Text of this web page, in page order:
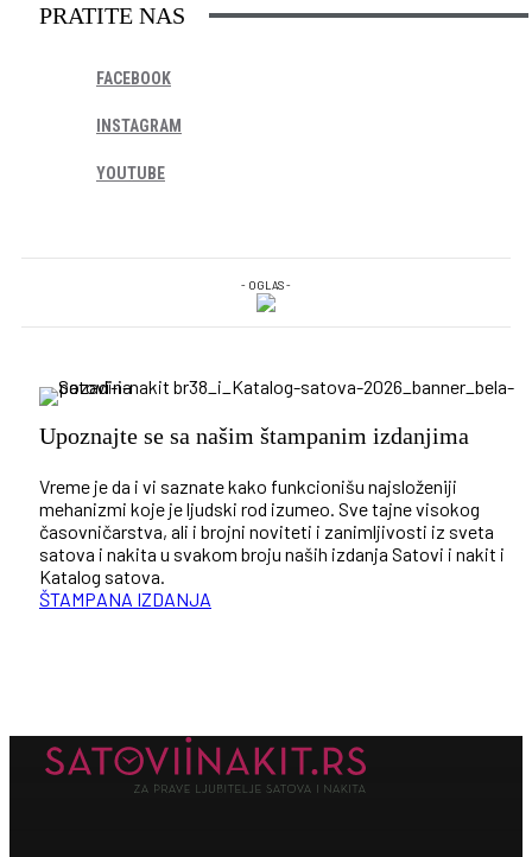
PRATITE NAS
FACEBOOK
INSTAGRAM
YOUTUBE
- OGLAS -
Upoznajte se sa našim štampanim izdanjima
Vreme je da i vi saznate kako funkcionišu najsloženiji
mehanizmi koje je ljudski rod izumeo. Sve tajne visokog
časovničarstva, ali i brojni noviteti i zanimljivosti iz sveta
satova i nakita u svakom broju naših izdanja Satovi i nakit i
Katalog satova.
ŠTAMPANA IZDANJA